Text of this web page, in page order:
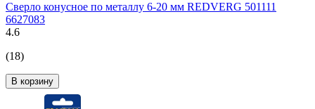
Сверло конусное по металлу 6-20 мм REDVERG 501111
6627083
4.6
(18)
В корзину